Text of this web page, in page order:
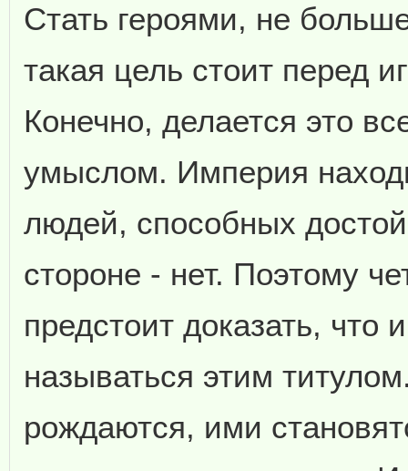
Стать героями, не
такая цель стоит перед
Конечно, делается это
умыслом. Империя
людей, способных
стороне - нет. Поэтому
предстоит доказать, что
называться этим
рождаются, ими